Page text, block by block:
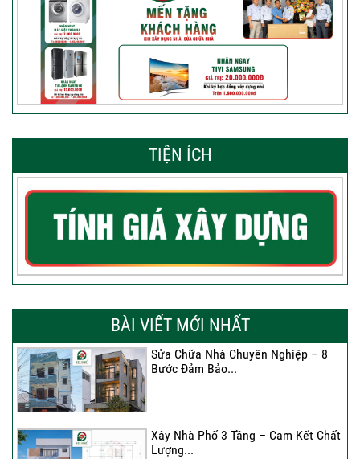
TIỆN ÍCH
BÀI VIẾT MỚI NHẤT
Sửa Chữa Nhà Chuyên Nghiệp – 8
Bước Đảm Bảo...
Xây Nhà Phố 3 Tầng – Cam Kết Chất
Lượng...